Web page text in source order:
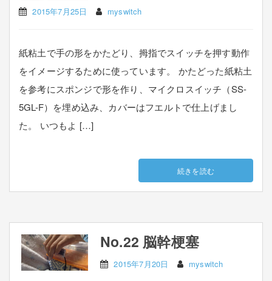
2015年7月25日 myswitch
紙粘土で手の形をかたどり、拇指でスイッチを押す動作
をイメージするために使っています。 かたどった紙粘土
を参考にスポンジで形を作り、マイクロスイッチ（SS-
5GL-F）を埋め込み、カバーはフエルトで仕上げまし
た。 いつもよ […]
続きを読む
No.22 脳幹梗塞
2015年7月20日 myswitch